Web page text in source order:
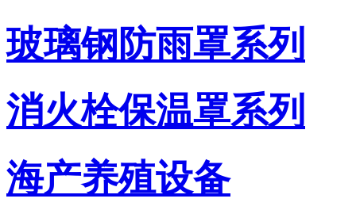
玻璃钢防雨罩系列
消火栓保温罩系列
海产养殖设备